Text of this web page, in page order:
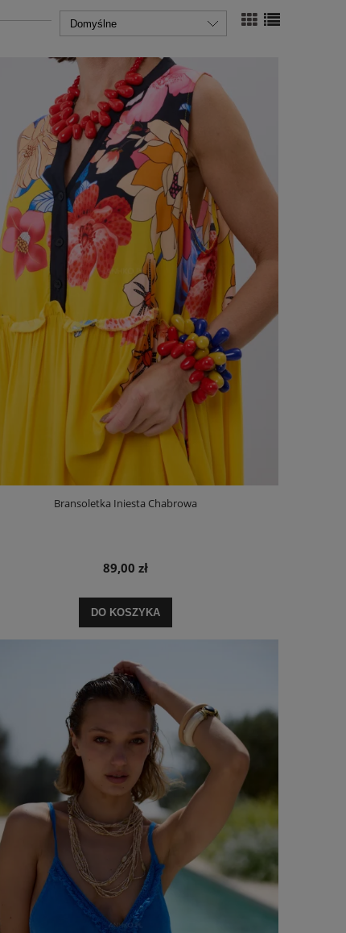
Bransoletka Iniesta Chabrowa
89,00 zł
DO KOSZYKA